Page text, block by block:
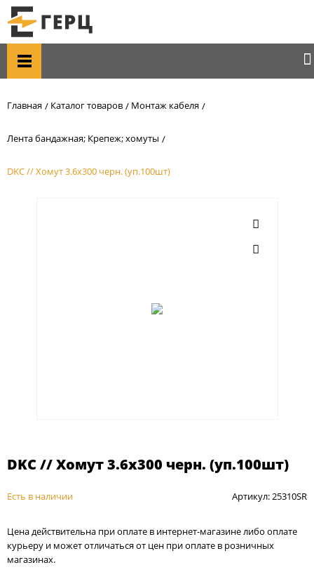
Главная Каталог товаров Монтаж кабеля
Лента бандажная; Крепеж; хомуты
DKC // Хомут 3.6х300 черн. (уп.100шт)
DKC // Хомут 3.6х300 черн. (уп.100шт)
Есть в наличии Артикул: 25310SR
Цена действительна при оплате в интернет-магазине либо оплате
курьеру и может отличаться от цен при оплате в розничных
магазинах.